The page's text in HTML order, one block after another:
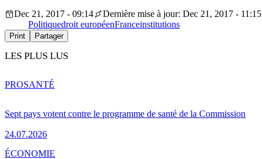
Dec 21, 2017 - 09:14
Dernière mise à jour: Dec 21, 2017 - 11:15
Politiquedroit européenFranceinstitutions
Print Partager
LES PLUS LUS
Sept pays votent contre le programme de santé de la Commission
24.07.2026
PROSANTÉ
ÉCONOMIE